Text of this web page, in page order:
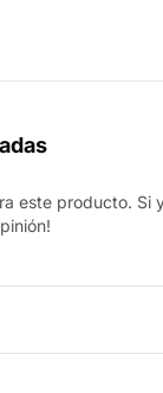
este producto. Si